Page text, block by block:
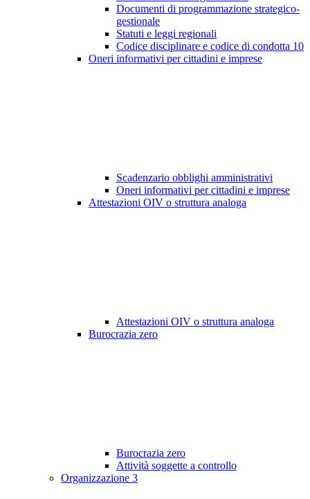
Documenti di programmazione strategico-
gestionale
Statuti e leggi regionali
Codice disciplinare e codice di condotta 10
Oneri informativi per cittadini e imprese
Scadenzario obblighi amministrativi
Oneri informativi per cittadini e imprese
Attestazioni OIV o struttura analoga
Attestazioni OIV o struttura analoga
Burocrazia zero
Burocrazia zero
Attività soggette a controllo
Organizzazione 3